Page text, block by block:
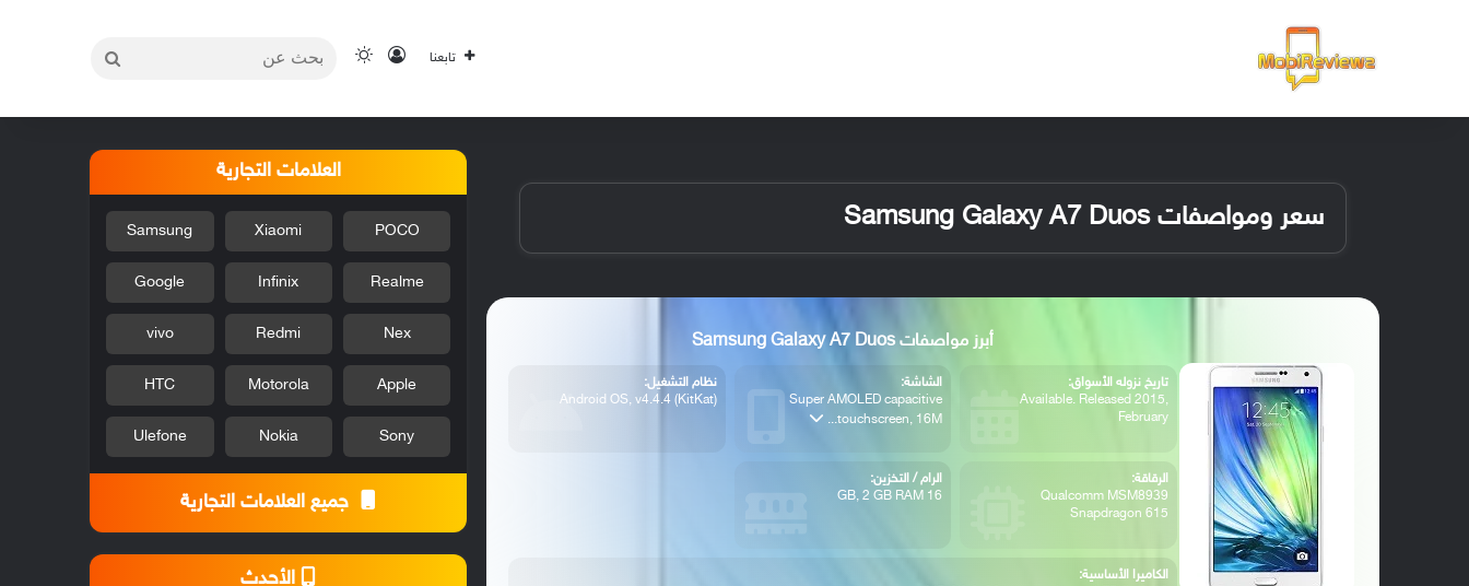
تابعنا تسجيل الدخول
الوضع المظلم
سعر ومواصفات Samsung Galaxy A7 Duos
أبرز مواصفات Samsung Galaxy A7 Duos
تاريخ نزوله الأسواق:
Available. Released 2015,
February
الشاشة:
Super AMOLED capacitive
touchscreen, 16M...
نظام التشغيل:
Android OS, v4.4.4 (KitKat)
الرقاقة:
Qualcomm MSM8939
Snapdragon 615
الرام / التخزين:
16 GB, 2 GB RAM
الكاميرا الأساسية:
العلامات التجارية
POCO
Xiaomi
Samsung
Realme
Infinix
Google
Nex
Redmi
vivo
Apple
Motorola
HTC
Sony
Nokia
Ulefone
جميع العلامات التجارية
الأحدث